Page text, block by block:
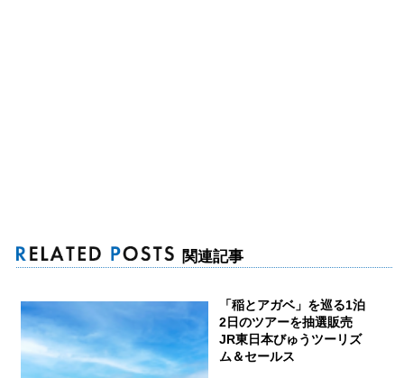
関連記事
「稲とアガベ」を巡る1泊
2日のツアーを抽選販売
JR東日本びゅうツーリズ
ム＆セールス